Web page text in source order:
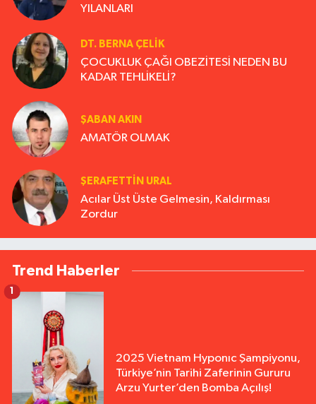
YILANLARI
DT. BERNA ÇELIK
ÇOCUKLUK ÇAĞI OBEZİTESİ NEDEN BU
KADAR TEHLİKELİ?
ŞABAN AKIN
AMATÖR OLMAK
ŞERAFETTIN URAL
Acılar Üst Üste Gelmesin, Kaldırması
Zordur
Trend Haberler
2025 Vietnam Hyponıc Şampiyonu,
Türkiye’nin Tarihi Zaferinin Gururu
Arzu Yurter’den Bomba Açılış!
1